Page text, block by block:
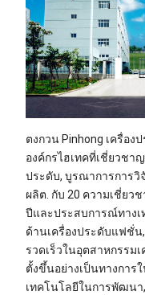
ตงกวน Pinhong เครื่อง
องค์กรไฮเทคที่เชี่ยวชา
ประดับ, บูรณาการการ
ผลิต. กับ 20 ความเชี่ยว
ปีและประสบการณ์ทาง
ด้านเครื่องประดับแฟชั่น
รวดเร็วในอุตสาหกรรม
ตั้งขึ้นอย่างเป็นทางการ
เทคโนโลยีในการพัฒน